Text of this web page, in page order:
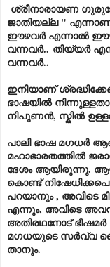
ശ്രീനാരായണ
ജാതിയല്ല "
ഈഴവർ എന്നാൽ
വന്നവർ.. തിയ്യർ
വന്നവർ..
ഇനിയാണ്
ഭാഷയിൽ
നിപുണൻ, സ്കിൽ
പാലി ഭാഷ മഗധർ
മഹാഭാരതത്തിൽ
ദേശം ആയിരുന്നു.
കൊണ്ട്
പറയാനും , അവിടെ
എന്നും, അവിടെ അവനു
അതിരഥനോട്‌
മഗധയുടെ സർവ്വ
താനും.